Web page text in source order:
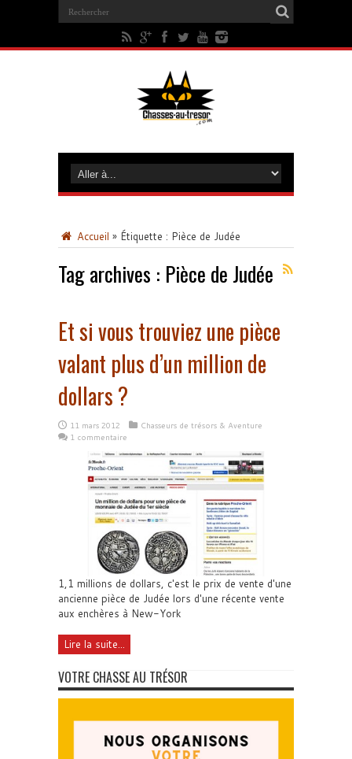
Accueil » Étiquette : Pièce de Judée
Tag archives : Pièce de Judée
Et si vous trouviez une pièce
valant plus d’un million de
dollars ?
11 mars 2012
Chasseurs de trésors & Aventure
1 commentaire
1,1 millions de dollars, c'est le prix de vente d'une
ancienne pièce de Judée lors d'une récente vente
aux enchères à New-York
Lire la suite...
VOTRE CHASSE AU TRÉSOR